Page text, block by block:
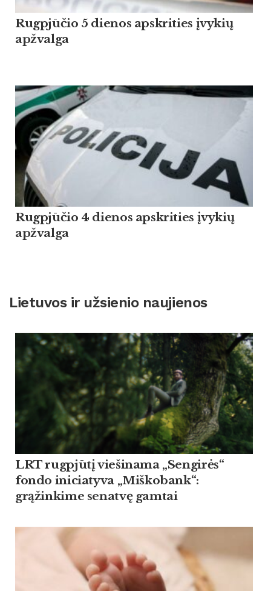
Rugpjūčio 5 dienos apskrities įvykių
apžvalga
Rugpjūčio 4 dienos apskrities įvykių
apžvalga
Lietuvos ir užsienio naujienos
LRT rugpjūtį viešinama „Sengirės“
fondo iniciatyva „Miškobank“:
grąžinkime senatvę gamtai